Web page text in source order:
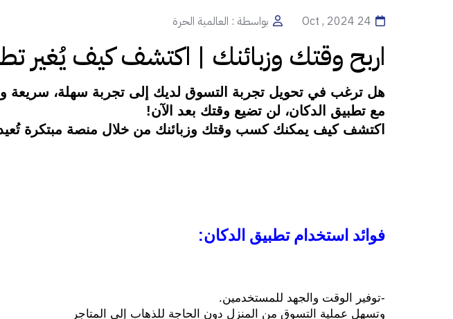
24 Oct , 2024 بواسطة : العالمية الحرة
اربح وقتك وزبائنك | اكتشف كيف يُغير
هل ترغب في تحويل تجربة التسوق لديك إلى تجربة سهلة، سريعة
مع تطبيق الدكان، لن تضيع وقتك بعد الآن!
اكتشف كيف يمكنك كسب وقتك وزبائنك من خلال منصة مبتكرة
فوائد استخدام تطبيق الدكان:
-توفير الوقت والجهد للمستخدمين.
وتسهل عملية التسوق من المنزل دون الحاجة للذهاب إلى المتاجر